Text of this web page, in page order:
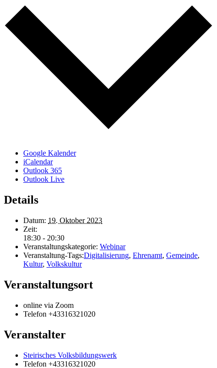
Google Kalender
iCalendar
Outlook 365
Outlook Live
Details
Datum: 19. Oktober 2023
Zeit:
18:30 - 20:30
Veranstaltungskategorie: Webinar
Veranstaltung-Tags:Digitalisierung, Ehrenamt, Gemeinde,
Kultur, Volkskultur
Veranstaltungsort
online via Zoom
Telefon +43316321020
Veranstalter
Steirisches Volksbildungswerk
Telefon +43316321020